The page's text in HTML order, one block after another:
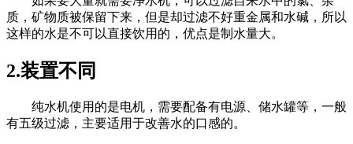
质，矿物质被保留下来，但是却过滤不好重金属和水碱，所以
这样的水是不可以直接饮用的，优点是制水量大。
2.装置不同
纯水机使用的是电机，需要配备有电源、储水罐等，一般
有五级过滤，主要适用于改善水的口感的。